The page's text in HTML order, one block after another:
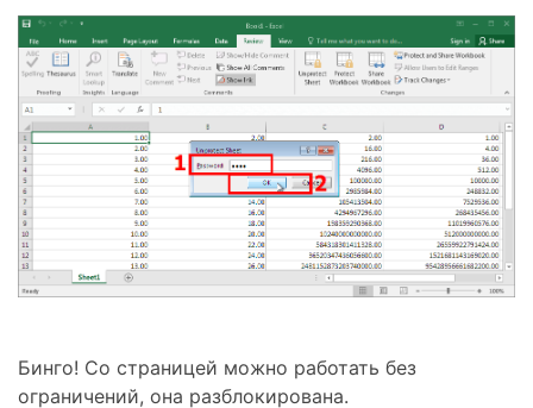
Бинго! Со страницей можно работать без
ограничений, она разблокирована.